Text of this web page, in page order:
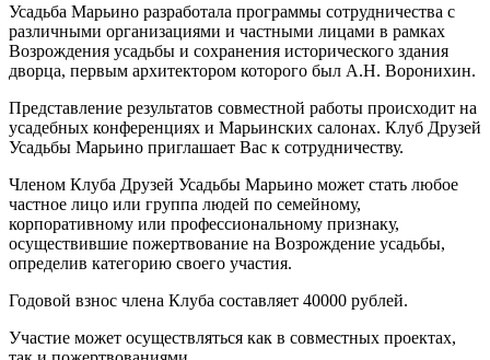
Усадьба Марьино разработала программы сотрудничества с
различными организациями и частными лицами в рамках
Возрождения усадьбы и сохранения исторического здания
дворца, первым архитектором которого был А.Н. Воронихин.
Представление результатов совместной работы происходит на
усадебных конференциях и Марьинских салонах. Клуб Друзей
Усадьбы Марьино приглашает Вас к сотрудничеству.
Членом Клуба Друзей Усадьбы Марьино может стать любое
частное лицо или группа людей по семейному,
корпоративному или профессиональному признаку,
осуществившие пожертвование на Возрождение усадьбы,
определив категорию своего участия.
Годовой взнос члена Клуба составляет 40000 рублей.
Участие может осуществляться как в совместных проектах,